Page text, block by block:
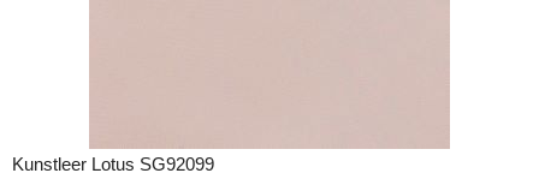
Kunstleer Lotus SG92099